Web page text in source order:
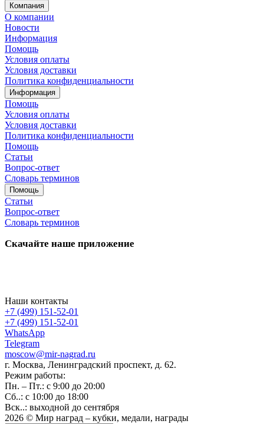
Компания
О компании
Новости
Информация
Помощь
Условия оплаты
Условия доставки
Политика конфиденциальности
Информация
Помощь
Условия оплаты
Условия доставки
Политика конфиденциальности
Помощь
Статьи
Вопрос-ответ
Словарь терминов
Помощь
Статьи
Вопрос-ответ
Словарь терминов
Скачайте наше приложение
Наши контакты
+7 (499) 151-52-01
+7 (499) 151-52-01
WhatsApp
Telegram
moscow@mir-nagrad.ru
г. Москва, Ленинградский проспект, д. 62.
Режим работы:
Пн. – Пт.: с 9:00 до 20:00
Сб..: с 10:00 до 18:00
Вск..: выходной до сентября
2026 © Мир наград – кубки, медали, награды